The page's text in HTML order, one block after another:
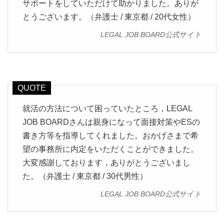
サポートをしていただけて助かりました。ありが
とうございます。（弁護士 / 東京都 / 20代女性）
LEGAL JOB BOARD公式サイト
就活の方法について困っていたところ，LEGAL
JOB BOARDさんは親身になって面接対策やESの
書き方等を指導してくれました。おかげさまで希
望の事務所に内定をいただくことができました。
大変感謝しております，ありがとうございまし
た。（弁護士 / 東京都 / 30代男性）
LEGAL JOB BOARD公式サイト